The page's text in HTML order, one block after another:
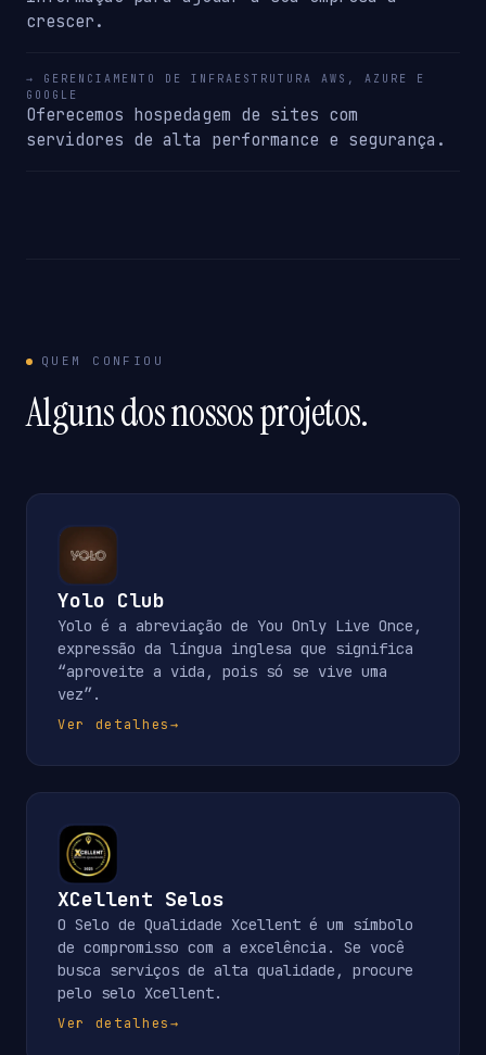
crescer.
→ GERENCIAMENTO DE INFRAESTRUTURA AWS, AZURE E
GOOGLE
Oferecemos hospedagem de sites com
servidores de alta performance e segurança.
QUEM CONFIOU
Alguns dos nossos projetos.
Yolo Club
Yolo é a abreviação de You Only Live Once,
expressão da língua inglesa que significa
“aproveite a vida, pois só se vive uma
vez”.
Ver detalhes→
XCellent Selos
O Selo de Qualidade Xcellent é um símbolo
de compromisso com a excelência. Se você
busca serviços de alta qualidade, procure
pelo selo Xcellent.
Ver detalhes→